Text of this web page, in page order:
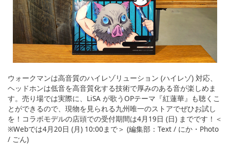
ウォークマンは高音質のハイレゾリューション (ハイレゾ) 対応、
ヘッドホンは低音を高音質化する技術で厚みのある音が楽しめま
す。売り場では実際に、LiSA が歌うOPテーマ『紅蓮華』も聴くこ
とができるので、現物を見られる九州唯一のストアでぜひお試し
を！コラボモデルの店頭での受付期間は4月19日 (日) までです！＜
※Webでは4月20日 (月) 10:00まで＞ (編集部：Text / にか・Photo
/ ごん)